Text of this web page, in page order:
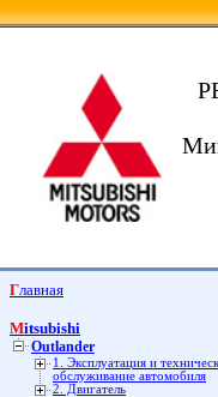
Главная
Mitsubishi
Outlander
1. Эксплуатация и
обслуживание автомобиля
2. Двигатель